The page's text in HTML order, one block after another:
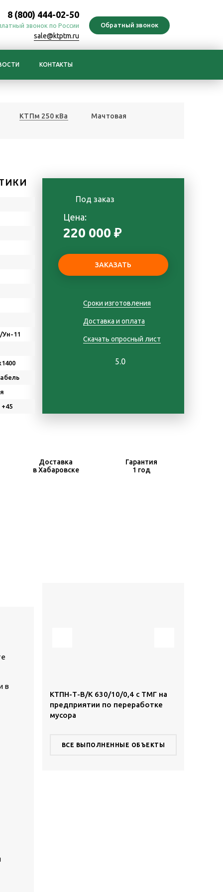
8 (800) 444-02-50
звонок по России
sale@ktptm.ru
КОНТАКТЫ
КТПм 250 кВа Мачтовая
11
Под заказ
Цена:
220 000 ₽
Сроки изготовления
Доставка и оплата
Скачать опросный лист
5.0
Доставка
в Хабаровске
Гарантия
1 год
в
КТПН-Т-В/К 630/10/0,4 с ТМГ на
предприятии по переработке
мусора
ВСЕ ВЫПОЛНЕННЫЕ ОБЪЕКТЫ